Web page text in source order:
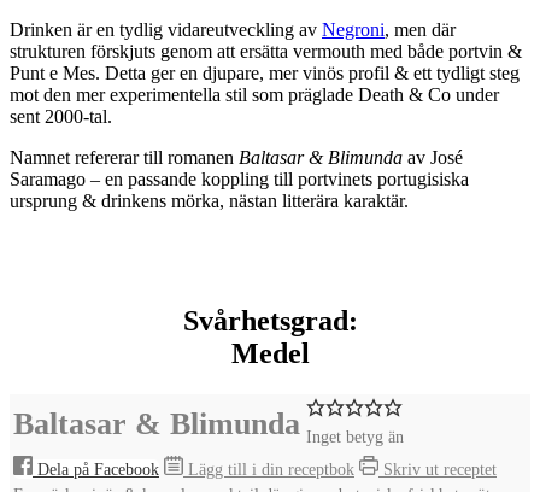
Drinken är en tydlig vidareutveckling av Negroni, men där
strukturen förskjuts genom att ersätta vermouth med både portvin &
Punt e Mes. Detta ger en djupare, mer vinös profil & ett tydligt steg
mot den mer experimentella stil som präglade Death & Co under
sent 2000-tal.
Namnet refererar till romanen Baltasar & Blimunda av José
Saramago – en passande koppling till portvinets portugisiska
ursprung & drinkens mörka, nästan litterära karaktär.
Svårhetsgrad:
Medel
Baltasar & Blimunda Inget betyg än
Dela på Facebook
Lägg till i din receptbok
Skriv ut receptet